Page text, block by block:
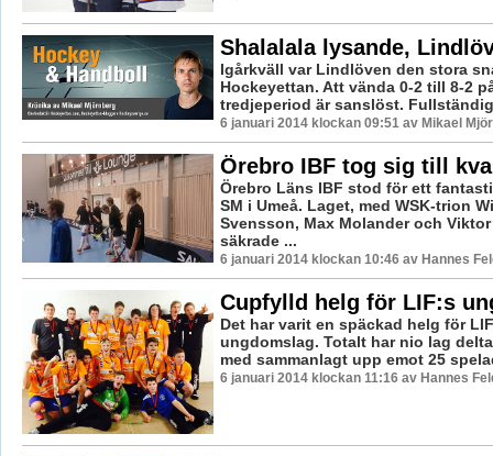
Shalalala lysande,
Igårkväll var Lindlöven den stora
Hockeyettan. Att vända 0-2 till 8-2
tredjeperiod är sanslöst.
6 januari 2014 klockan 09:51 av Mikael
Örebro IBF tog sig till
Örebro Läns IBF stod för ett
SM i Umeå. Laget, med WSK-trion
Svensson, Max Molander och
säkrade ...
6 januari 2014 klockan 10:46 av Hannes
Cupfylld helg för LIF:s
Det har varit en späckad helg för
ungdomslag. Totalt har nio lag
med sammanlagt upp emot 25
6 januari 2014 klockan 11:16 av Hannes